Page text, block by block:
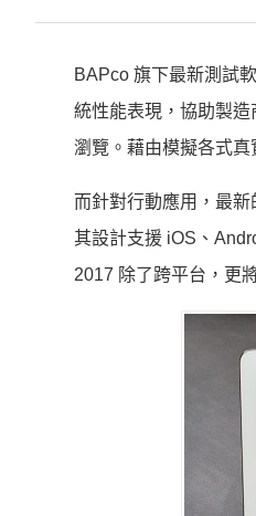
BAPco 旗下最新測試
統性能表現，協助製
瀏覽。藉由模擬各式
而針對行動應用，最
其設計支援 iOS、
2017 除了跨平台，更